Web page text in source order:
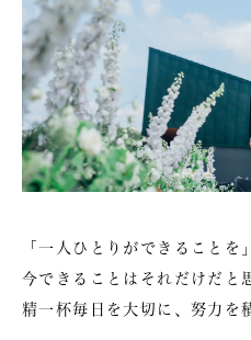
「一人ひとりができることを」
今できることはそれだけだと
精一杯毎日を大切に、努力を